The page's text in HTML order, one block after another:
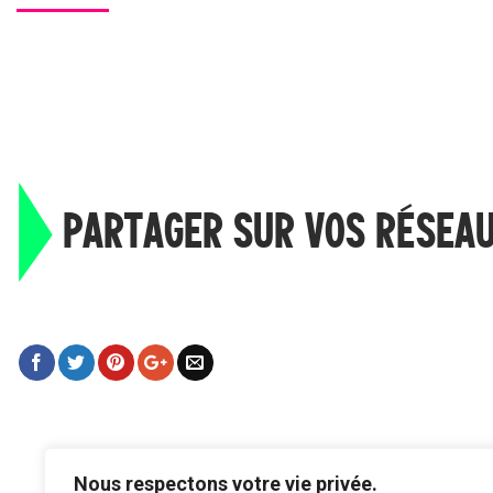
Nous respectons votre vie privée.
PARTAGER SUR VOS